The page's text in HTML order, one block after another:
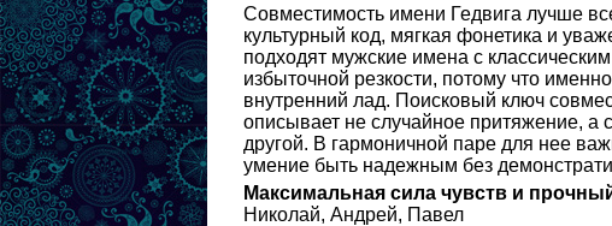
Совместимость имени Гедвига лучше
культурный код, мягкая фонетика и
подходят мужские имена с
избыточной резкости, потому что
внутренний лад. Поисковый ключ
описывает не случайное притяжение, а
другой. В гармоничной паре для нее
умение быть надежным без
Максимальная сила чувств и
Николай, Андрей, Павел